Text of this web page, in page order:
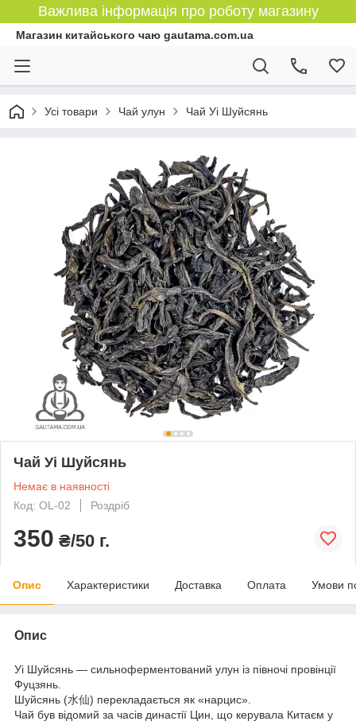
Важлива інформація про роботу магазину
Магазин китайського чаю gautama.com.ua
Усі товари Чай улун Чай Уі Шуйсянь
Чай Уі Шуйсянь
Немає в наявності
Код: OL-02
Роздріб
350 ₴/50 г.
Опис Характеристики Доставка Оплата Умови
Опис
Уі Шуйсянь — сильноферментований улун із півночі провінції
Фуцзянь.
Шуйсянь (水仙) перекладається як «нарцис».
Чай був відомий за часів династії Цин, що керувала Китаєм у